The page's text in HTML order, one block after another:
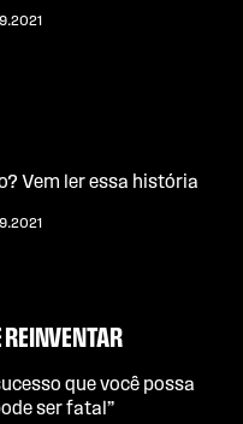
Vem ler essa história
REINVENTAR
que você possa
ser fatal”